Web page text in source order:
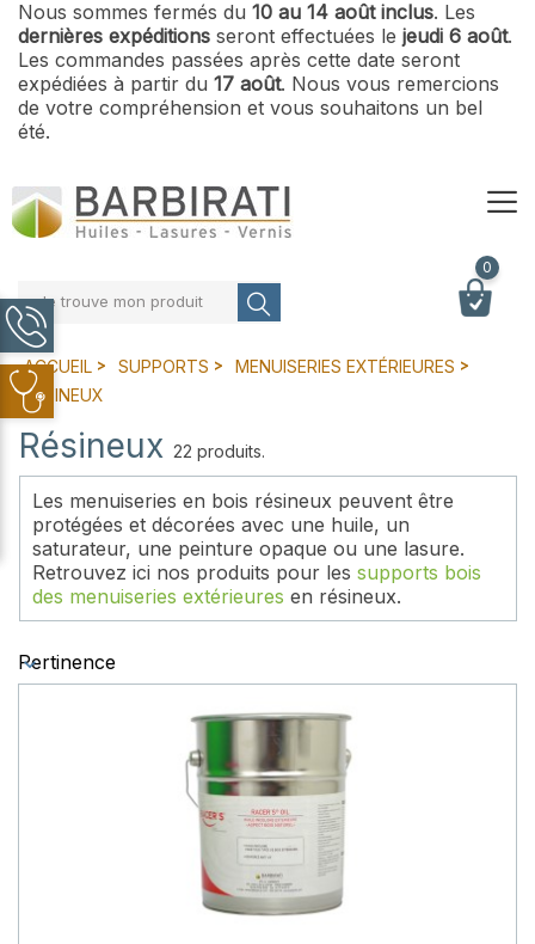
Nous sommes fermés du 10 au 14 août inclus. Les
dernières expéditions seront effectuées le jeudi 6 août.
Les commandes passées après cette date seront
expédiées à partir du 17 août. Nous vous remercions
de votre compréhension et vous souhaitons un bel
été.
Je trouve mon produit
0
ACCUEIL SUPPORTS
MENUISERIES EXTÉRIEURES
RÉSINEUX
Résineux 22 produits.
Les menuiseries en bois résineux peuvent être
protégées et décorées avec une huile, un
saturateur, une peinture opaque ou une lasure.
Retrouvez ici nos produits pour les supports bois
des menuiseries extérieures en résineux.
Pertinence